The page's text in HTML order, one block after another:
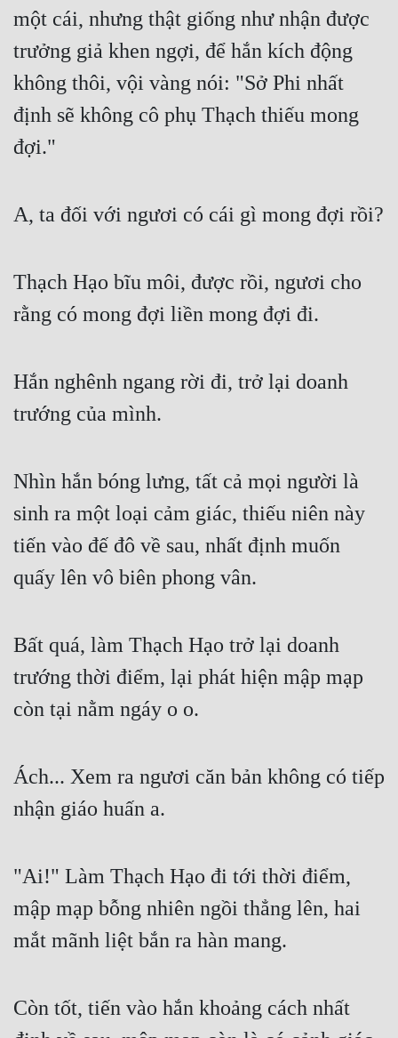
một cái, nhưng thật giống như nhận được
trưởng giả khen ngợi, để hắn kích động
không thôi, vội vàng nói: "Sở Phi nhất
định sẽ không cô phụ Thạch thiếu mong
đợi."
A, ta đối với ngươi có cái gì mong đợi rồi?
Thạch Hạo bĩu môi, được rồi, ngươi cho
rằng có mong đợi liền mong đợi đi.
Hắn nghênh ngang rời đi, trở lại doanh
trướng của mình.
Nhìn hắn bóng lưng, tất cả mọi người là
sinh ra một loại cảm giác, thiếu niên này
tiến vào đế đô về sau, nhất định muốn
quấy lên vô biên phong vân.
Bất quá, làm Thạch Hạo trở lại doanh
trướng thời điểm, lại phát hiện mập mạp
còn tại nằm ngáy o o.
Ách... Xem ra ngươi căn bản không có tiếp
nhận giáo huấn a.
"Ai!" Làm Thạch Hạo đi tới thời điểm,
mập mạp bỗng nhiên ngồi thẳng lên, hai
mắt mãnh liệt bắn ra hàn mang.
Còn tốt, tiến vào hắn khoảng cách nhất